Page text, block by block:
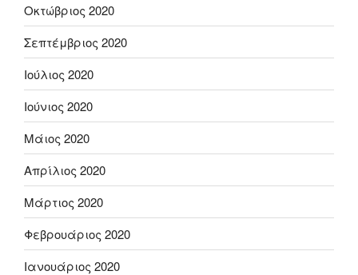
Οκτώβριος 2020
Σεπτέμβριος 2020
Ιούλιος 2020
Ιούνιος 2020
Μάιος 2020
Απρίλιος 2020
Μάρτιος 2020
Φεβρουάριος 2020
Ιανουάριος 2020